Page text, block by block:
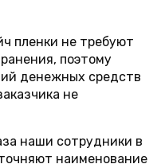
пленки не требуют
поэтому
денежных средств
не
наши сотрудники в
наименование